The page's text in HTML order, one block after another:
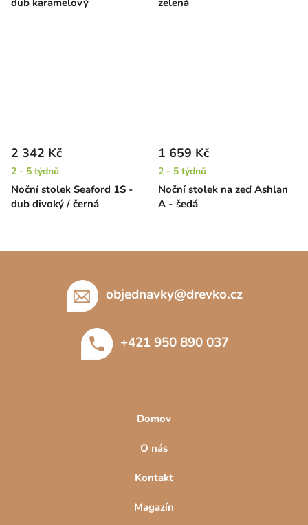
Noční stolek Seaford 1S -
dub divoký / černá
2 342 Kč
2 - 5 týdnů
Noční stolek na zeď Ashlan
A - šedá
1 659 Kč
2 - 5 týdnů
objednavky@drevko.cz
+421 950 890 037
Domov
O nás
Kontakt
Magazín